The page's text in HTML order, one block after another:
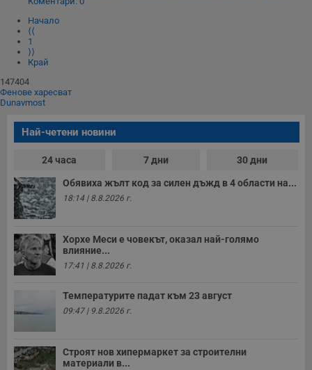
Начало
⟨⟨
1
⟩⟩
Край
147404
Фенове харесват
Dunavmost
Най-четени новини
24 часа 7 дни 30 дни
Обявиха жълт код за силен дъжд в 4 области на...
18:14 | 8.8.2026 г.
Хорхе Меси е човекът, оказал най-голямо
влияние...
17:41 | 8.8.2026 г.
Температурите падат към 23 август
09:47 | 9.8.2026 г.
Строят нов хипермаркет за строителни
материали в...